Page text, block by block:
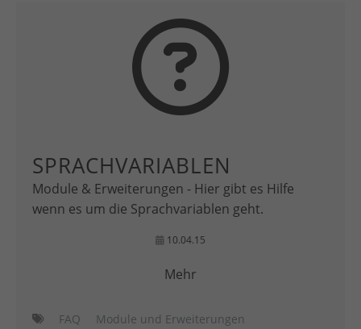
SPRACHVARIABLEN
Module & Erweiterungen - Hier gibt es Hilfe
wenn es um die Sprachvariablen geht.
10.04.15
Mehr
FAQ
Module und Erweiterungen